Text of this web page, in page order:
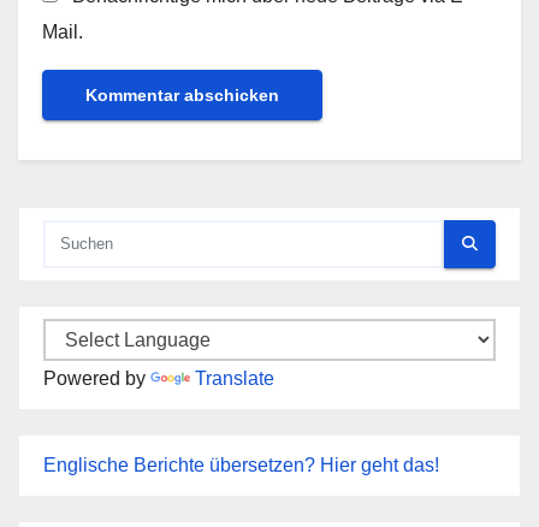
Mail.
Powered by Translate
Englische Berichte übersetzen? Hier geht das!